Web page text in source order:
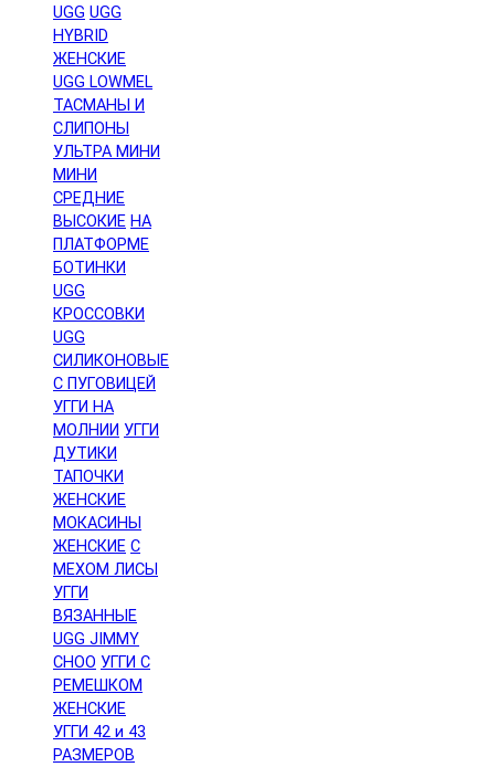
UGG UGG
HYBRID
ЖЕНСКИЕ
UGG LOWMEL
ТАСМАНЫ И
СЛИПОНЫ
УЛЬТРА МИНИ
МИНИ
СРЕДНИЕ
ВЫСОКИЕ НА
ПЛАТФОРМЕ
БОТИНКИ
UGG
КРОССОВКИ
UGG
СИЛИКОНОВЫЕ
С ПУГОВИЦЕЙ
УГГИ НА
МОЛНИИ УГГИ
ДУТИКИ
ТАПОЧКИ
ЖЕНСКИЕ
МОКАСИНЫ
ЖЕНСКИЕ С
МЕХОМ ЛИСЫ
УГГИ
ВЯЗАННЫЕ
UGG JIMMY
CHOO УГГИ С
РЕМЕШКОМ
ЖЕНСКИЕ
УГГИ 42 и 43
РАЗМЕРОВ